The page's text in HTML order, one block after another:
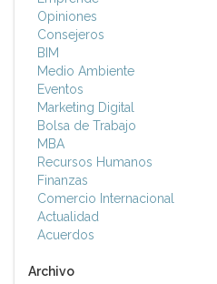
Opiniones
Consejeros
BIM
Medio Ambiente
Eventos
Marketing Digital
Bolsa de Trabajo
MBA
Recursos Humanos
Finanzas
Comercio Internacional
Actualidad
Acuerdos
Archivo